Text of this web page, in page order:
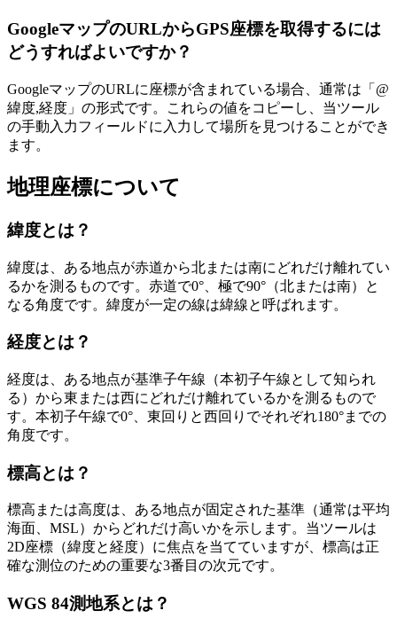
GoogleマップのURLからGPS座標を取得するには
どうすればよいですか？
GoogleマップのURLに座標が含まれている場合、通常は「@
緯度,経度」の形式です。これらの値をコピーし、当ツール
の手動入力フィールドに入力して場所を見つけることができ
ます。
地理座標について
緯度とは？
緯度は、ある地点が赤道から北または南にどれだけ離れてい
るかを測るものです。赤道で0°、極で90°（北または南）と
なる角度です。緯度が一定の線は緯線と呼ばれます。
経度とは？
経度は、ある地点が基準子午線（本初子午線として知られ
る）から東または西にどれだけ離れているかを測るもので
す。本初子午線で0°、東回りと西回りでそれぞれ180°までの
角度です。
標高とは？
標高または高度は、ある地点が固定された基準（通常は平均
海面、MSL）からどれだけ高いかを示します。当ツールは
2D座標（緯度と経度）に焦点を当てていますが、標高は正
確な測位のための重要な3番目の次元です。
WGS 84測地系とは？